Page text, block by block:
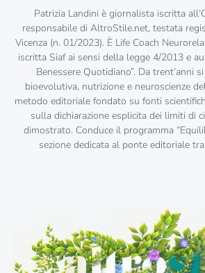
Patrizia Landini è giornalista iscritta
responsabile di AltroStile.net, testata
Vicenza (n. 01/2023). È Life Coach
iscritta Siaf ai sensi della legge 4/2013 e
Benessere Quotidiano”. Da trent’anni
bioevolutiva, nutrizione e neuroscienze
metodo editoriale fondato su fonti
sulla dichiarazione esplicita dei limiti di
dimostrato. Conduce il programma
sezione dedicata al ponte editoriale